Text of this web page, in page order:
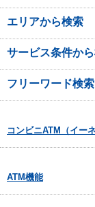
エリアから検索
サービス条件か
フリーワード検索
コンビニATM（イー
ATM機能